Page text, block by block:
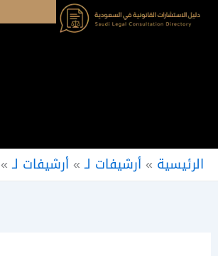
تخطي
الرئيسية »أرشيفات لـ»أرشيفات لـ»